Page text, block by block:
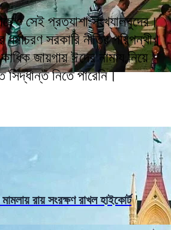
সেই প্রত্যাশা সংখ্যালঘুদের।
সরকারি নীতির পরিপন্থী।
জায়গায় ঈদের নামায নিয়ে
নিতে পারেনি।
রায় সংরক্ষণ রাখল হাইকোর্ট